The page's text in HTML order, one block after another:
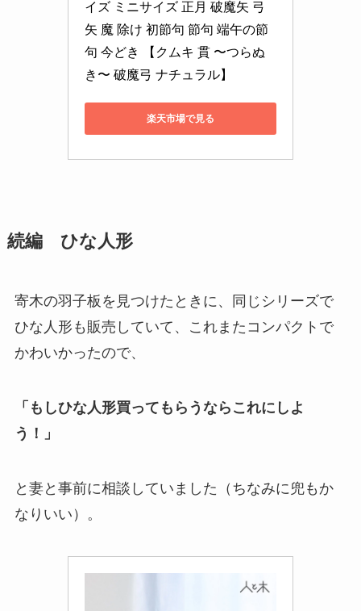
イズ ミニサイズ 正月 破魔矢 弓
矢 魔 除け 初節句 節句 端午の節
句 今どき 【クムキ 貫 〜つらぬ
き〜 破魔弓 ナチュラル】
楽天市場で見る
続編 ひな人形
寄木の羽子板を見つけたときに、同じシリーズで
ひな人形も販売していて、これまたコンパクトで
かわいかったので、
「もしひな人形買ってもらうならこれにしよ
う！」
と妻と事前に相談していました（ちなみに兜もか
なりいい）。